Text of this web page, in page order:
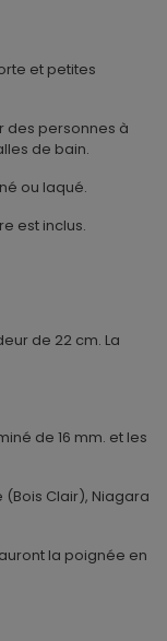
et petites
des personnes à
de bain.
ou laqué.
est inclus.
de 22 cm. La
de 16 mm. et les
Clair), Niagara
la poignée en